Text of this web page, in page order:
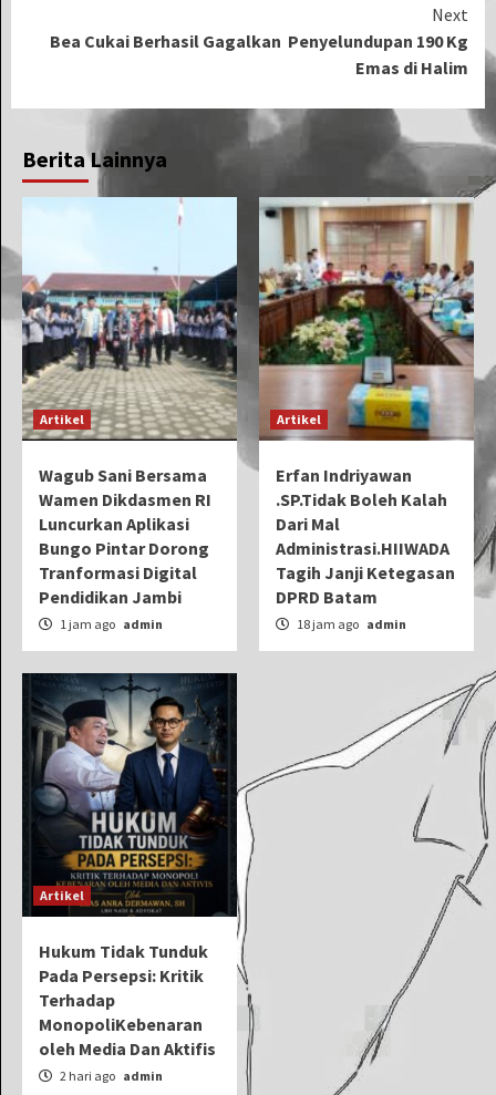
Next
Bea Cukai Berhasil Gagalkan Penyelundupan 190 Kg
Emas di Halim
Berita Lainnya
Artikel
Wagub Sani Bersama
Wamen Dikdasmen RI
Luncurkan Aplikasi
Bungo Pintar Dorong
Tranformasi Digital
Pendidikan Jambi
1 jam ago admin
Artikel
Erfan Indriyawan
.SP.Tidak Boleh Kalah
Dari Mal
Administrasi.HIIWADA
Tagih Janji Ketegasan
DPRD Batam
18 jam ago admin
Artikel
Hukum Tidak Tunduk
Pada Persepsi: Kritik
Terhadap
MonopoliKebenaran
oleh Media Dan Aktifis
2 hari ago admin